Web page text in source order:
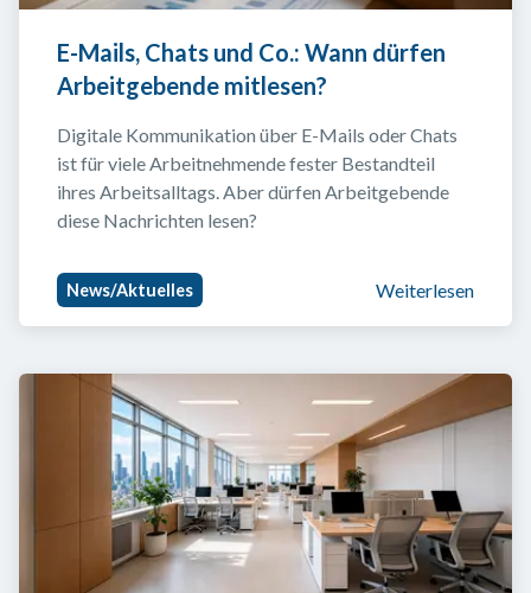
E-Mails, Chats und Co.: Wann dürfen
Arbeitgebende mitlesen?
Digitale Kommunikation über E-Mails oder Chats
ist für viele Arbeitnehmende fester Bestandteil
ihres Arbeitsalltags. Aber dürfen Arbeitgebende
diese Nachrichten lesen?
News/Aktuelles Weiterlesen